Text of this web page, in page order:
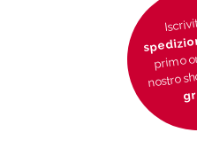
primo
nostro